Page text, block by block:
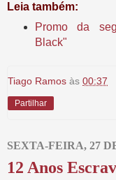
Leia também:
Promo da
Black"
Tiago Ramos às 00:37
Partilhar
SEXTA-FEIRA, 27
12 Anos